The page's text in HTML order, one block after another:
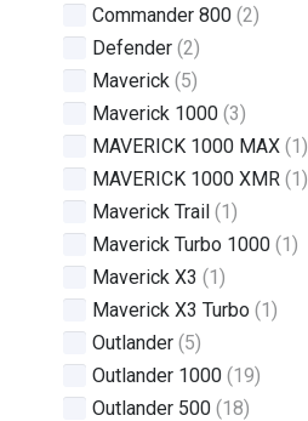
Commander 800 (2)
Defender (2)
Maverick (5)
Maverick 1000 (3)
MAVERICK 1000 MAX (1)
MAVERICK 1000 XMR (1)
Maverick Trail (1)
Maverick Turbo 1000 (1)
Maverick X3 (1)
Maverick X3 Turbo (1)
Outlander (5)
Outlander 1000 (19)
Outlander 500 (18)